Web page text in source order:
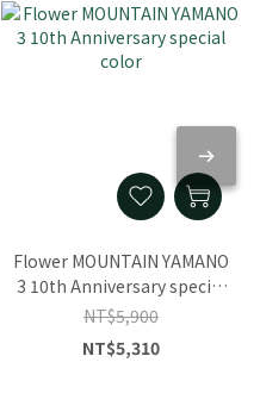
Flower MOUNTAIN YAMANO
3 10th Anniversary special
color
NT$5,900
NT$5,310